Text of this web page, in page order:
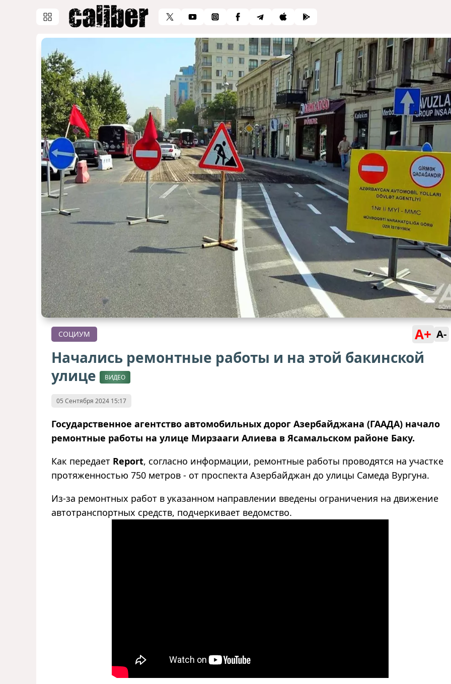
СОЦИУМ A+ A-
Начались ремонтные работы и на этой бакинской
улице
ВИДЕО
05 Сентября 2024 15:17
Государственное агентство автомобильных дорог Азербайджана (ГААДА) начало
ремонтные работы на улице Мирзааги Алиева в Ясамальском районе Баку.
Как передает Report, cогласно информации, ремонтные работы проводятся на участке
протяженностью 750 метров - от проспекта Азербайджан до улицы Самеда Вургуна.
Из-за ремонтных работ в указанном направлении введены ограничения на движение
автотранспортных средств, подчеркивает ведомство.